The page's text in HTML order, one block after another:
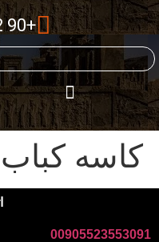
+90 552 355 30 91
کاسه
00905523553091